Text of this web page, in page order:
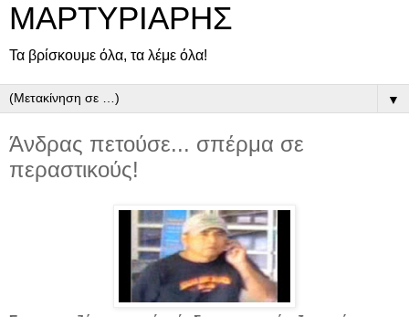
ΜΑΡΤΥΡΙΑΡΗΣ
Τα βρίσκουμε όλα, τα λέμε όλα!
▼
Άνδρας πετούσε... σπέρμα σε
περαστικούς!